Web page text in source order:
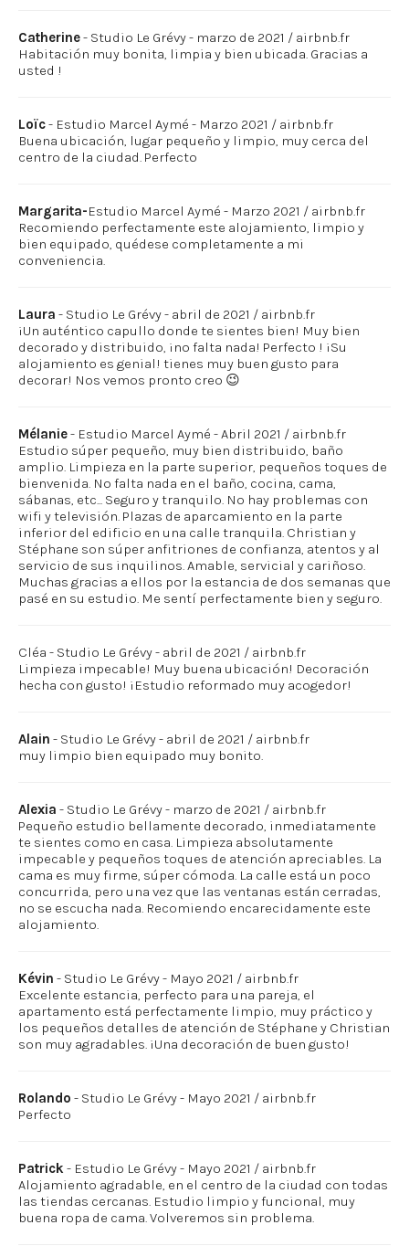
Catherine- Studio Le Grévy - marzo de 2021 / airbnb.fr
Habitación muy bonita, limpia y bien ubicada. Gracias a
usted !
Loïc- Estudio Marcel Aymé - Marzo 2021 / airbnb.fr
Buena ubicación, lugar pequeño y limpio, muy cerca del
centro de la ciudad. Perfecto
Margarita-Estudio Marcel Aymé - Marzo 2021 / airbnb.fr
Recomiendo perfectamente este alojamiento, limpio y
bien equipado, quédese completamente a mi
conveniencia.
Laura - Studio Le Grévy - abril de 2021 / airbnb.fr
¡Un auténtico capullo donde te sientes bien! Muy bien
decorado y distribuido, ¡no falta nada! Perfecto ! ¡Su
alojamiento es genial! tienes muy buen gusto para
decorar! Nos vemos pronto creo 😉
Mélanie- Estudio Marcel Aymé - Abril 2021 / airbnb.fr
Estudio súper pequeño, muy bien distribuido, baño
amplio. Limpieza en la parte superior, pequeños toques de
bienvenida. No falta nada en el baño, cocina, cama,
sábanas, etc... Seguro y tranquilo. No hay problemas con
wifi y televisión. Plazas de aparcamiento en la parte
inferior del edificio en una calle tranquila. Christian y
Stéphane son súper anfitriones de confianza, atentos y al
servicio de sus inquilinos. Amable, servicial y cariñoso.
Muchas gracias a ellos por la estancia de dos semanas que
pasé en su estudio. Me sentí perfectamente bien y seguro.
Cléa - Studio Le Grévy - abril de 2021 / airbnb.fr
Limpieza impecable! Muy buena ubicación! Decoración
hecha con gusto! ¡Estudio reformado muy acogedor!
Alain - Studio Le Grévy - abril de 2021 / airbnb.fr
muy limpio bien equipado muy bonito.
Alexia - Studio Le Grévy - marzo de 2021 / airbnb.fr
Pequeño estudio bellamente decorado, inmediatamente
te sientes como en casa. Limpieza absolutamente
impecable y pequeños toques de atención apreciables. La
cama es muy firme, súper cómoda. La calle está un poco
concurrida, pero una vez que las ventanas están cerradas,
no se escucha nada. Recomiendo encarecidamente este
alojamiento.
Kévin - Studio Le Grévy - Mayo 2021 / airbnb.fr
Excelente estancia, perfecto para una pareja, el
apartamento está perfectamente limpio, muy práctico y
los pequeños detalles de atención de Stéphane y Christian
son muy agradables. ¡Una decoración de buen gusto!
Rolando - Studio Le Grévy - Mayo 2021 / airbnb.fr
Perfecto
Patrick - Estudio Le Grévy - Mayo 2021 / airbnb.fr
Alojamiento agradable, en el centro de la ciudad con todas
las tiendas cercanas. Estudio limpio y funcional, muy
buena ropa de cama. Volveremos sin problema.